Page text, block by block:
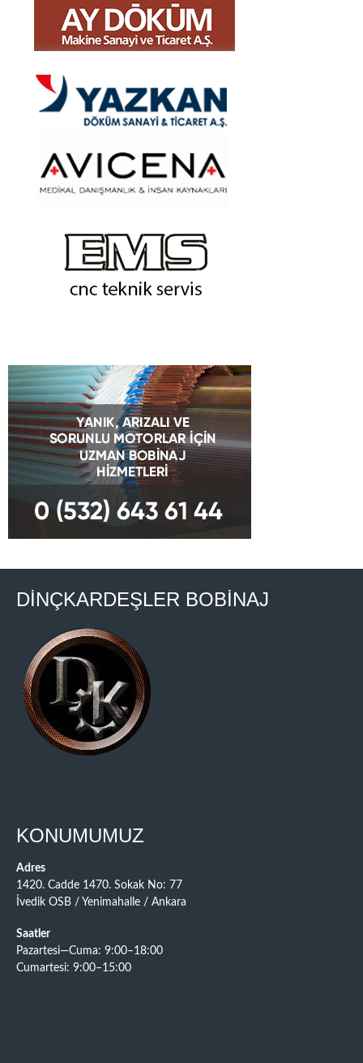
DİNÇKARDEŞLER BOBİNAJ
KONUMUMUZ
Adres
1420. Cadde 1470. Sokak No: 77
İvedik OSB / Yenimahalle / Ankara
Saatler
Pazartesi—Cuma: 9:00–18:00
Cumartesi: 9:00–15:00